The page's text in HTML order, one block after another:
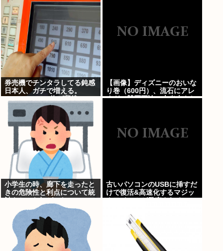
しません」
券売機でチンタラしてる鈍感
日本人、ガチで増える。
197cm57kgの俺が背後5cm
まで接近してるのに急ぎもし
ない件。
【画像】ディズニーのおいな
り巻（600円）、流石にアレ
すぎて賛否両論の大炎上をし
小学生の時、廊下を走ったと
きの危険性と利点について統
古いパソコンのUSBに挿すだ
けで復活&高速化するマジッ